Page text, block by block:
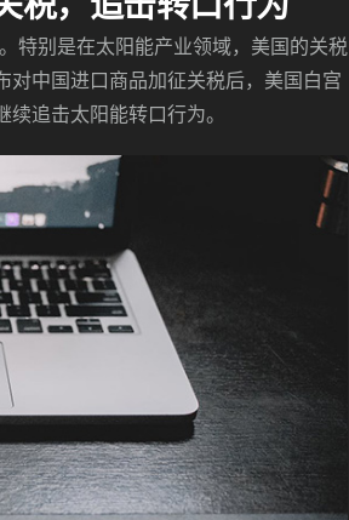
特别是在太阳能产业领域，美国的关税
对中国进口商品加征关税后，美国白宫
追击太阳能转口行为。